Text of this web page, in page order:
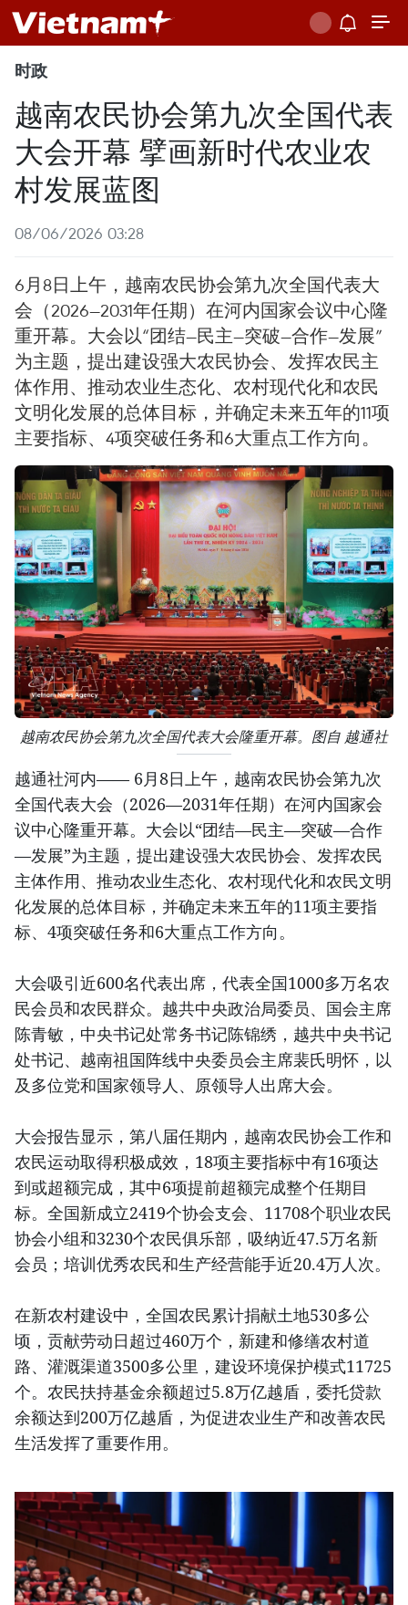
时政
越南农民协会第九次全国代表
大会开幕 擘画新时代农业农
村发展蓝图
08/06/2026 03:28
6月8日上午，越南农民协会第九次全国代表大
会（2026—2031年任期）在河内国家会议中心隆
重开幕。大会以“团结—民主—突破—合作—发展”
为主题，提出建设强大农民协会、发挥农民主
体作用、推动农业生态化、农村现代化和农民
文明化发展的总体目标，并确定未来五年的11项
主要指标、4项突破任务和6大重点工作方向。
越南农民协会第九次全国代表大会隆重开幕。图自 越通社
越通社河内—— 6月8日上午，越南农民协会第九次
全国代表大会（2026—2031年任期）在河内国家会
议中心隆重开幕。大会以“团结—民主—突破—合作
—发展”为主题，提出建设强大农民协会、发挥农民
主体作用、推动农业生态化、农村现代化和农民文明
化发展的总体目标，并确定未来五年的11项主要指
标、4项突破任务和6大重点工作方向。
大会吸引近600名代表出席，代表全国1000多万名农
民会员和农民群众。越共中央政治局委员、国会主席
陈青敏，中央书记处常务书记陈锦绣，越共中央书记
处书记、越南祖国阵线中央委员会主席裴氏明怀，以
及多位党和国家领导人、原领导人出席大会。
大会报告显示，第八届任期内，越南农民协会工作和
农民运动取得积极成效，18项主要指标中有16项达
到或超额完成，其中6项提前超额完成整个任期目
标。全国新成立2419个协会支会、11708个职业农民
协会小组和3230个农民俱乐部，吸纳近47.5万名新
会员；培训优秀农民和生产经营能手近20.4万人次。
在新农村建设中，全国农民累计捐献土地530多公
顷，贡献劳动日超过460万个，新建和修缮农村道
路、灌溉渠道3500多公里，建设环境保护模式11725
个。农民扶持基金余额超过5.8万亿越盾，委托贷款
余额达到200万亿越盾，为促进农业生产和改善农民
生活发挥了重要作用。